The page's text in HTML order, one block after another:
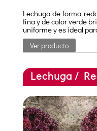
Lechuga de forma
fina y de color verde
uniforme y es ideal
Ver producto
Lechuga /